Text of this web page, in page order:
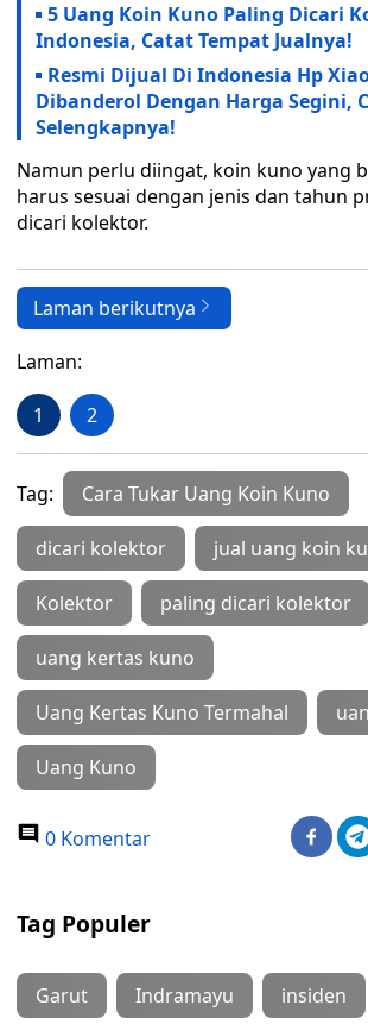
5 Uang Koin Kuno Paling Dicari
Indonesia, Catat Tempat Jualnya!
Resmi Dijual Di Indonesia Hp
Dibanderol Dengan Harga Segini,
Selengkapnya!
Namun perlu diingat, koin kuno yang
harus sesuai dengan jenis dan tahun
dicari kolektor.
Laman berikutnya
Laman:
1 2
Tag: Cara Tukar Uang Koin Kuno
dicari kolektor jual uang koin
Kolektor paling dicari kolektor
uang kertas kuno
Uang Kertas Kuno Termahal
Uang Kuno
0 Komentar
Tag Populer
Garut Indramayu insiden